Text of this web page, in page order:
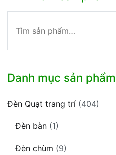
kiếm:
Danh mục sản phẩm
Đèn Quạt trang trí (404)
Đèn bàn (1)
Đèn chùm (9)